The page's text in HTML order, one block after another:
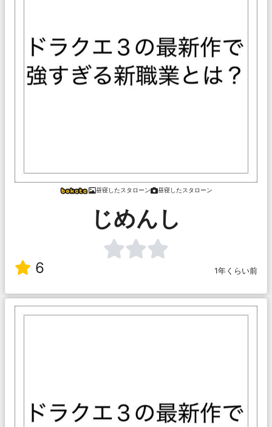
昼寝したスタローン 昼寝したスタローン
じめんし
6 1年くらい前